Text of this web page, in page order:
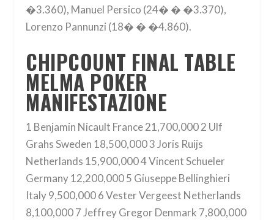
�3.360), Manuel Persico (24� � �3.370),
Lorenzo Pannunzi (18� � �4.860).
CHIPCOUNT FINAL TABLE
MELMA POKER
MANIFESTAZIONE
1 Benjamin Nicault France 21,700,000 2 Ulf
Grahs Sweden 18,500,000 3 Joris Ruijs
Netherlands 15,900,000 4 Vincent Schueler
Germany 12,200,000 5 Giuseppe Bellinghieri
Italy 9,500,000 6 Vester Vergeest Netherlands
8,100,000 7 Jeffrey Gregor Denmark 7,800,000